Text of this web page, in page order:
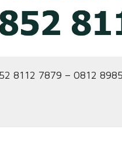
8112 7879 – 0812